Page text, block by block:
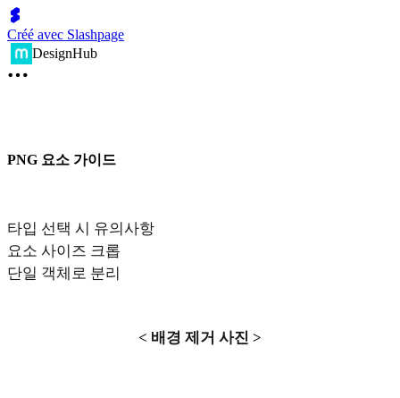
Créé avec Slashpage
DesignHub
PNG 요소 가이드
타입 선택 시 유의사항
요소 사이즈 크롭
단일 객체로 분리
< 배경 제거 사진 >